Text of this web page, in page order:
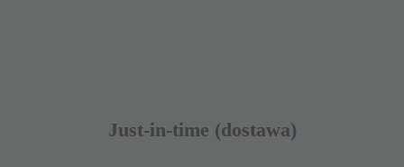
Just-in-time (dostawa)